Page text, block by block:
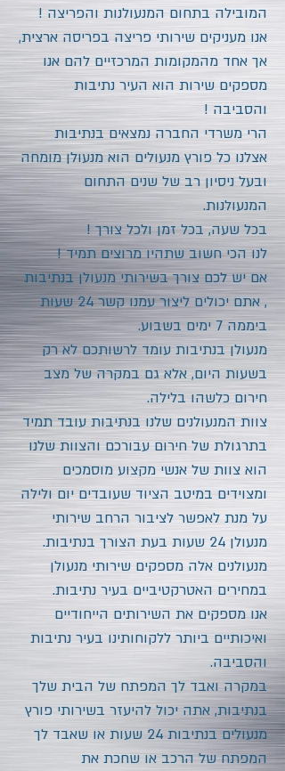
המובילה בתחום המנעולנות והפריצה !
אנו מעניקים שירותי פריצה בפריסה ארצית,
אך אחד מהמקומות המרכזיים להם אנו
מספקים שירות הוא העיר נתיבות
והסביבה !
הרי משרדי החברה נמצאים בנתיבות
אצלנו כל פורץ מנעולים הוא מנעולן מומחה
ובעל ניסיון רב של שנים התחום
המנעולנות.
בכל שעה, בכל זמן ולכל צורך !
לנו הכי חשוב שתהיו מרוצים תמיד !
אם יש לכם צורך בשירותי מנעולן בנתיבות
, אתם יכולים ליצור עמנו קשר 24 שעות
ביממה 7 ימים בשבוע.
מנעולן בנתיבות עומד לרשותכם לא רק
בשעות היום, אלא גם במקרה של מצב
חירום כלשהו בלילה.
צוות המנעולנים שלנו בנתיבות עובד תמיד
בתרגולת של חירום עבורכם והצוות שלנו
הוא צוות של אנשי מקצוע מוסמכים
ומצוידים במיטב הציוד שעובדים יום ולילה
על מנת לאפשר לציבור הרחב שירותי
מנעולן 24 שעות בעת הצורך בנתיבות.
מנעולנים אלה מספקים שירותי מנעולן
במחירים האטרקטיביים בעיר נתיבות.
אנו מספקים את השירותים הייחודיים
ואיכותיים ביותר ללקוחותינו בעיר נתיבות
והסביבה.
במקרה ואבד לך המפתח של הבית שלך
בנתיבות, אתה יכול להיעזר בשירותי פורץ
מנעולים בנתיבות 24 שעות או שאבד לך
המפתח של הרכב או שחכת את